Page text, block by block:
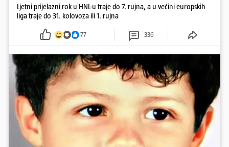
Ljetni prijelazni rok u HNL-u traje do 7. rujna, a u većini europskih
liga traje do 31. kolovoza ili 1. rujna
77 336